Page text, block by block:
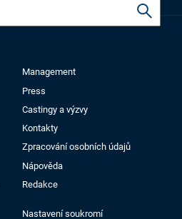
Management
Press
Castingy a výzvy
Kontakty
Zpracování osobních údajů
Nápověda
Redakce
Nastavení soukromí